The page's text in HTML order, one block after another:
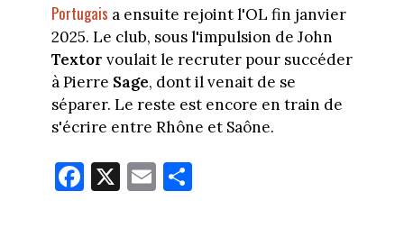
Portugais a ensuite rejoint l'OL fin janvier
2025. Le club, sous l'impulsion de John
Textor voulait le recruter pour succéder
à Pierre Sage, dont il venait de se
séparer. Le reste est encore en train de
s'écrire entre Rhône et Saône.
Fa
ce
X E
m
Pa